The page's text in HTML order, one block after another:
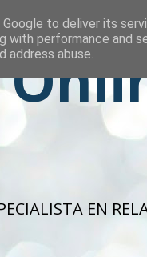
EN
to deliver its
with performance and
abuse.